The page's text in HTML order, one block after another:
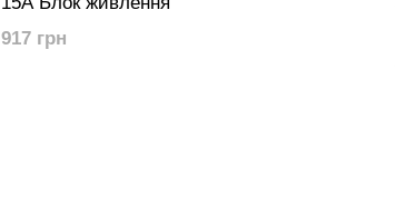
917 грн